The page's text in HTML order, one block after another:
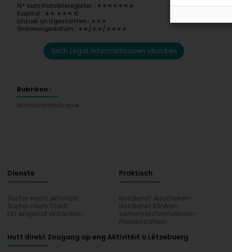
N° vum Handelsregister : ∗∗∗∗∗∗∗
Kapital : ∗∗ ∗∗∗ €
Unzuel un Ugestallten : ∗∗∗
Grënnungsdatum : ∗∗/∗∗/∗∗∗∗
Sech Legal Informatiounen ukucken
Rubriken :
Microkinésithérapie
Dienste
Suche nach Aktivität
Suche nach Stadt
Ein Angebot anfordern
Praktisch
Notdienst Apotheken
Notdienst Kliniken
Verkehrsinformationen
Postleitzahlen
Hutt direkt Zougang op eng Aktivitéit a Lëtzebuerg